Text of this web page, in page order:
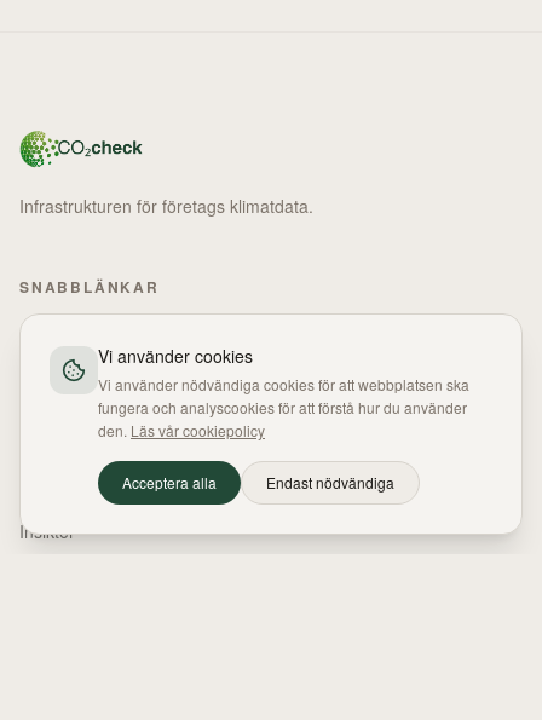
Infrastrukturen för företags klimatdata.
SNABBLÄNKAR
Lösning
PPWR
Klimatbokslut
Investerare
Insikter
Vi använder cookies
Vi använder nödvändiga cookies för att webbplatsen ska
fungera och analyscookies för att förstå hur du använder
den. Läs vår cookiepolicy
Acceptera alla Endast nödvändiga